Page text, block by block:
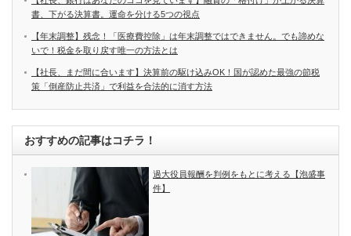
書、下がる決算書。運命を分ける5つの視点
【年末調整】残念！「医療費控除」は年末調整ではできません。でも諦めな
いで！税金を取り戻す唯一の方法とは
【社長、まだ間に合います】決算前の駆け込みOK！国が認めた最強の節税
策「倒産防止共済」で利益を合法的に消す方法
おすすめの記事はコチラ！
過大役員報酬を判例をもとに考える【泡盛事
件】